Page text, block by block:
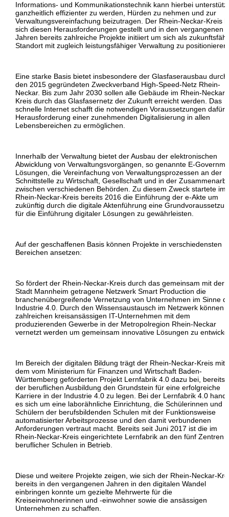
Informations- und Kommunikationstechnik kann hierbei
ganzheitlich effizienter zu werden, Hürden zu nehmen und zur
Verwaltungsvereinfachung beizutragen. Der Rhein-Neckar-Kreis
sich diesen Herausforderungen gestellt und in den vergangenen
Jahren bereits zahlreiche Projekte initiiert um sich als
Standort mit zugleich leistungsfähiger Verwaltung zu positionieren.
Eine starke Basis bietet insbesondere der Glasfaserausbau durch
den 2015 gegründeten Zweckverband High-Speed-Netz Rhein-
Neckar. Bis zum Jahr 2030 sollen alle Gebäude im Rhein-Neckar-
Kreis durch das Glasfasernetz der Zukunft erreicht werden. Das
schnelle Internet schafft die notwendigen Voraussetzungen dafür,
Herausforderung einer zunehmenden Digitalisierung in allen
Lebensbereichen zu ermöglichen.
Innerhalb der Verwaltung bietet der Ausbau der elektronischen
Abwicklung von Verwaltungsvorgängen, so genannte E-
Lösungen, die Vereinfachung von Verwaltungsprozessen an der
Schnittstelle zu Wirtschaft, Gesellschaft und in der
zwischen verschiedenen Behörden. Zu diesem Zweck startete im
Rhein-Neckar-Kreis bereits 2016 die Einführung der e-Akte um
zukünftig durch die digitale Aktenführung eine
für die Einführung digitaler Lösungen zu gewährleisten.
Auf der geschaffenen Basis können Projekte in verschiedensten
Bereichen ansetzen:
So fördert der Rhein-Neckar-Kreis durch das gemeinsam mit der
Stadt Mannheim getragene Netzwerk Smart Production die
branchenübergreifende Vernetzung von Unternehmen im Sinne
Industrie 4.0. Durch den Wissensaustausch im Netzwerk können
zahlreichen kreisansässigen IT-Unternehmen mit dem
produzierenden Gewerbe in der Metropolregion Rhein-Neckar
vernetzt werden um gemeinsam innovative Lösungen zu
Im Bereich der digitalen Bildung trägt der Rhein-Neckar-Kreis mit
dem vom Ministerium für Finanzen und Wirtschaft Baden-
Württemberg geförderten Projekt Lernfabrik 4.0 dazu bei, bereits
der beruflichen Ausbildung den Grundstein für eine erfolgreiche
Karriere in der Industrie 4.0 zu legen. Bei der Lernfabrik 4.0
es sich um eine laborähnliche Einrichtung, die Schülerinnen und
Schülern der berufsbildenden Schulen mit der Funktionsweise
automatisierter Arbeitsprozesse und den damit verbundenen
Anforderungen vertraut macht. Bereits seit Juni 2017 ist die im
Rhein-Neckar-Kreis eingerichtete Lernfabrik an den fünf Zentren
beruflicher Schulen in Betrieb.
Diese und weitere Projekte zeigen, wie sich der Rhein-Neckar-
bereits in den vergangenen Jahren in den digitalen Wandel
einbringen konnte um gezielte Mehrwerte für die
Kreiseinwohnerinnen und -einwohner sowie die ansässigen
Unternehmen zu schaffen.